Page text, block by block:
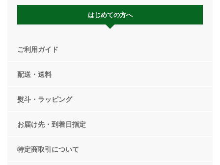
はじめての方へ
ご利用ガイド
配送・送料
熨斗・ラッピング
お届け先・到着日指定
特定商取引について